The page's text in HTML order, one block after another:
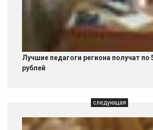
Лучшие педагоги региона получат по
рублей
следующая